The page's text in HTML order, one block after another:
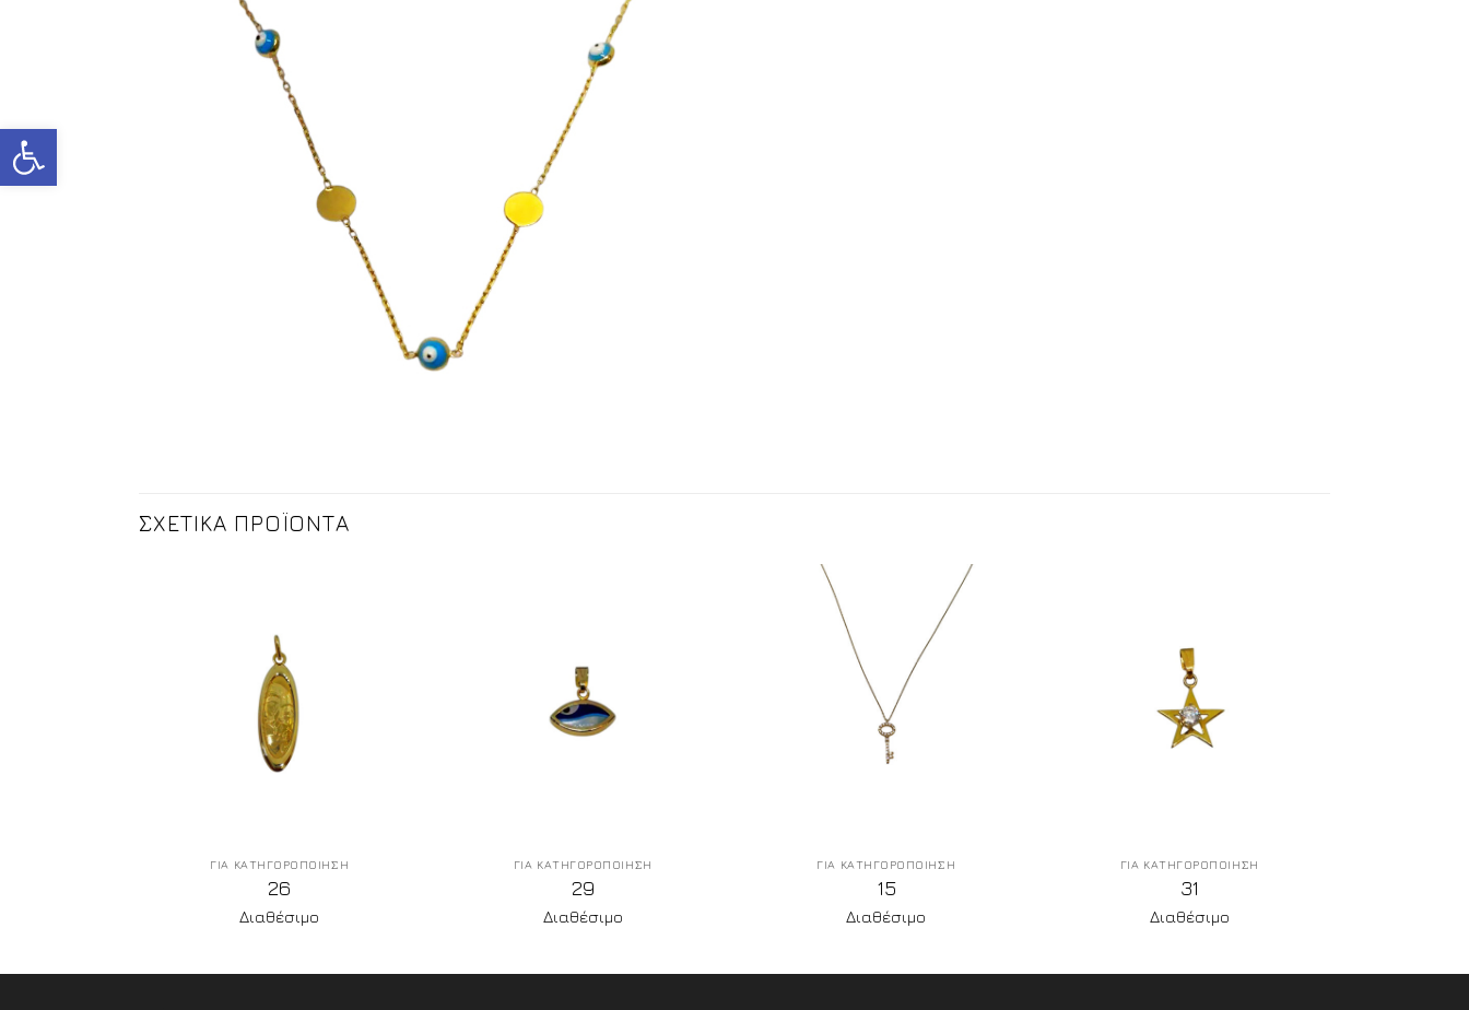
Ανοίξτε τη γραμμή εργαλείων
ΣΧΕΤΙΚΑ ΠΡΟΪΟΝΤΑ
ΓΙΑ ΚΑΤΗΓΟΡΟΠΟΙΗΣΗ
26
Διαθέσιμο
ΓΙΑ ΚΑΤΗΓΟΡΟΠΟΙΗΣΗ
29
Διαθέσιμο
ΓΙΑ ΚΑΤΗΓΟΡΟΠΟΙΗΣΗ
15
Διαθέσιμο
ΓΙΑ ΚΑΤΗΓΟΡΟΠΟΙΗΣΗ
31
Διαθέσιμο